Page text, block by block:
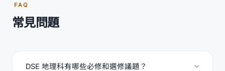
FAQ
常見問題
DSE 地理科有哪些必修和選修議題？